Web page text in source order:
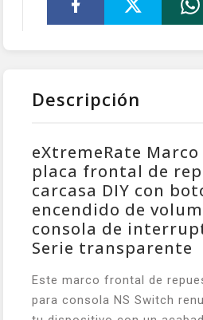
Descripción
eXtremeRate
placa frontal de
carcasa DIY con
encendido de
consola de
Serie transparente
Este marco frontal de
para consola NS Switch